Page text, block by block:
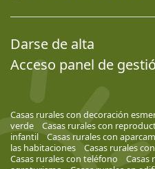
Darse de alta
Acceso panel de
Casas rurales con decoración
verde
Casas rurales con
infantil
Casas rurales con
las habitaciones
Casas rurales
Casas rurales con teléfono
Casas